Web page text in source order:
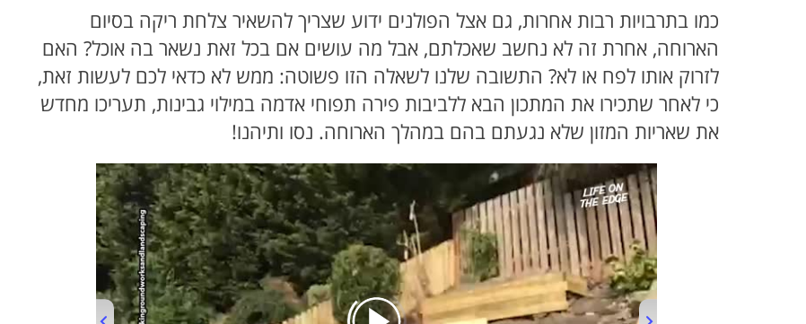
כמו בתרבויות רבות אחרות, גם אצל הפולנים ידוע שצריך להשאיר צלחת ריקה בסיום
הארוחה, אחרת זה לא נחשב שאכלתם, אבל מה עושים אם בכל זאת נשאר בה אוכל? האם
לזרוק אותו לפח או לא? התשובה שלנו לשאלה הזו פשוטה: ממש לא כדאי לכם לעשות זאת,
כי לאחר שתכירו את המתכון הבא ללביבות פירה תפוחי אדמה במילוי גבינות, תעריכו מחדש
את שאריות המזון שלא נגעתם בהם במהלך הארוחה. נסו ותיהנו!